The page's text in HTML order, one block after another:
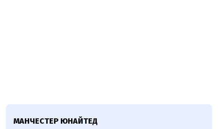
МАНЧЕСТЕР ЮНАЙТЕД